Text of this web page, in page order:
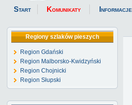
Start Komunikaty Informacje
Regiony szlaków pieszych
Region Gdański
Region Malborsko-Kwidzyński
Region Chojnicki
Region Słupski